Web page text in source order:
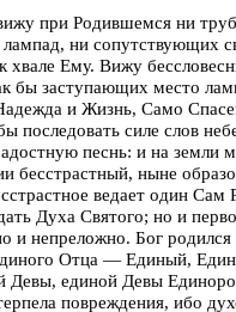
при Родившемся ни
ни сопутствующих
хвале Ему. Вижу
бы заступающих место
и Жизнь, Само
последовать силе слов
песнь: и на земли
бесстрастный, ныне
ведает один Сам
Духа Святого; но и
и непреложно. Бог
Отца — Единый,
Девы, единой Девы
повреждения, ибо